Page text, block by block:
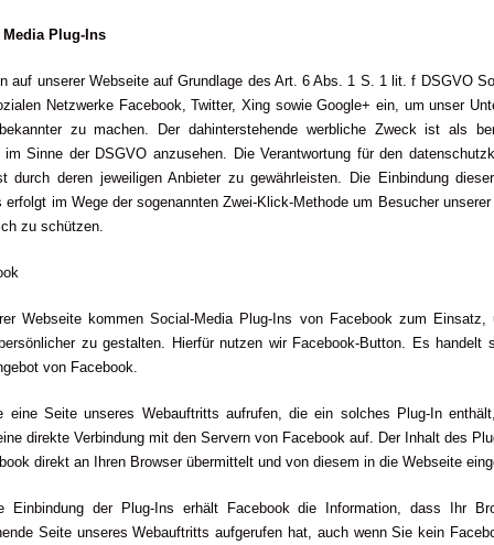
Plug-Ins
auf unserer Webseite auf Grundlage des Art. 6 Abs. 1 S. 1 lit. f DSGVO
Netzwerke Facebook, Twitter, Xing sowie Google+ ein, um unser
zu machen. Der dahinterstehende werbliche Zweck ist als
im Sinne der DSGVO anzusehen. Die Verantwortung für den
durch deren jeweiligen Anbieter zu gewährleisten. Die Einbindung
erfolgt im Wege der sogenannten Zwei-Klick-Methode um Besucher
zu schützen.
Webseite kommen Social-Media Plug-Ins von Facebook zum Einsatz,
zu gestalten. Hierfür nutzen wir Facebook-Button. Es handelt
von Facebook.
eine Seite unseres Webauftritts aufrufen, die ein solches Plug-In
direkte Verbindung mit den Servern von Facebook auf. Der Inhalt des
direkt an Ihren Browser übermittelt und von diesem in die Webseite
Einbindung der Plug-Ins erhält Facebook die Information, dass Ihr
Seite unseres Webauftritts aufgerufen hat, auch wenn Sie kein